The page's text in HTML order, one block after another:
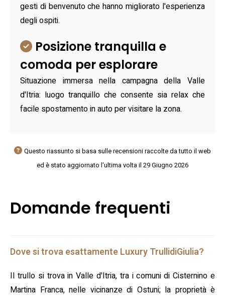
gesti di benvenuto che hanno migliorato l'esperienza
degli ospiti.
Posizione tranquilla e
comoda per esplorare
Situazione immersa nella campagna della Valle
d'Itria: luogo tranquillo che consente sia relax che
facile spostamento in auto per visitare la zona.
Questo riassunto si basa sulle recensioni raccolte da tutto il web
ed è stato aggiornato l'ultima volta il 29 Giugno 2026
Domande frequenti
Dove si trova esattamente Luxury TrullidiGiulia?
Il trullo si trova in Valle d'Itria, tra i comuni di Cisternino e
Martina Franca, nelle vicinanze di Ostuni; la proprietà è